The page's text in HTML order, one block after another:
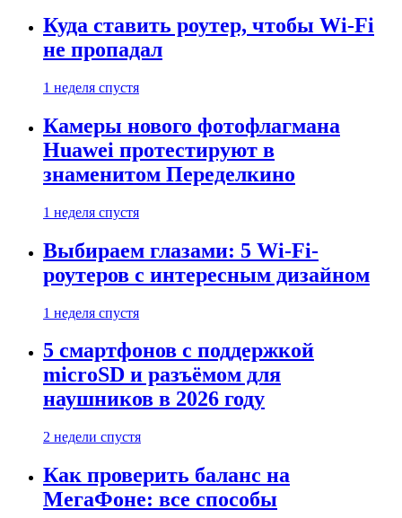
Куда ставить роутер, чтобы Wi-Fi
не пропадал
1 неделя спустя
Камеры нового фотофлагмана
Huawei протестируют в
знаменитом Переделкино
1 неделя спустя
Выбираем глазами: 5 Wi-Fi-
роутеров с интересным дизайном
1 неделя спустя
5 смартфонов с поддержкой
microSD и разъёмом для
наушников в 2026 году
2 недели спустя
Как проверить баланс на
МегаФоне: все способы